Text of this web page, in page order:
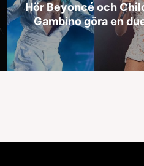
Hör Beyoncé och
Gambino göra en